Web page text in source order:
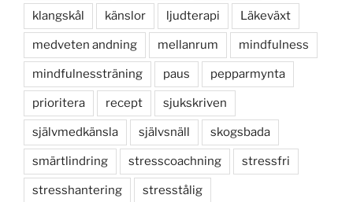
klangskål känslor ljudterapi Läkeväxt
medveten andning mellanrum mindfulness
mindfulnessträning paus pepparmynta
prioritera recept sjukskriven
självmedkänsla självsnäll skogsbada
smärtlindring stresscoachning stressfri
stresshantering stresstålig